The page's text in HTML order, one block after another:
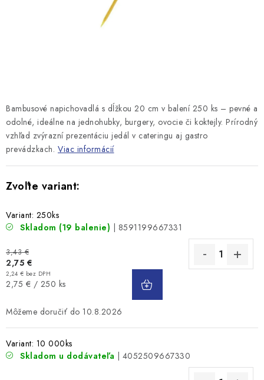
Bambusové napichovadlá s dĺžkou 20 cm v balení 250 ks – pevné a
odolné, ideálne na jednohubky, burgery, ovocie či koktejly. Prírodný
vzhľad zvýrazní prezentáciu jedál v cateringu aj gastro
prevádzkach. Viac informácií
Variant: 250ks
Skladom (19 balenie) | 8591199667331
3,43 €
2,75 €
2,24 € bez DPH
Jednotková
2,75 € / 250 ks
10.8.2026
Variant: 10 000ks
Skladom u dodávateľa
| 4052509667330